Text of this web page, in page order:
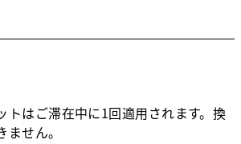
トはご滞在中に1回適用されます。換
ません。